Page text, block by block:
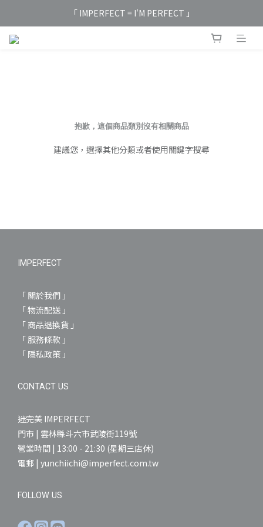
「 IMPERFECT = I'M PERFECT 」
抱歉，這個商品類別沒有相關商品
建議您，選擇其他分類或者使用關鍵字搜尋
IMPERFECT
「 關於我們 」
「 物流配送 」
「 商品退換貨 」
「 服務條款 」
「 隱私政策 」
CONTACT US
迷完美 IMPERFECT
門市 | 雲林縣斗六市武陵街119號
營業時間 | 13:00 - 21:30 (星期三店休)
電郵 | yunchiichi@imperfect.com.tw
FOLLOW US